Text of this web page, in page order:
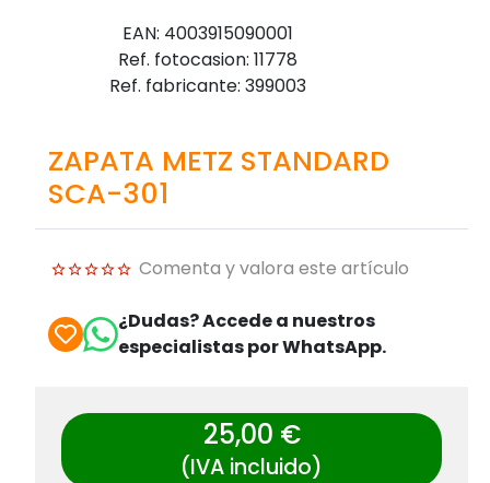
EAN: 4003915090001
Ref. fotocasion: 11778
Ref. fabricante: 399003
ZAPATA METZ STANDARD
SCA-301
Comenta y valora este artículo
¿Dudas? Accede a nuestros
especialistas por WhatsApp.
25,00 €
(IVA incluido)